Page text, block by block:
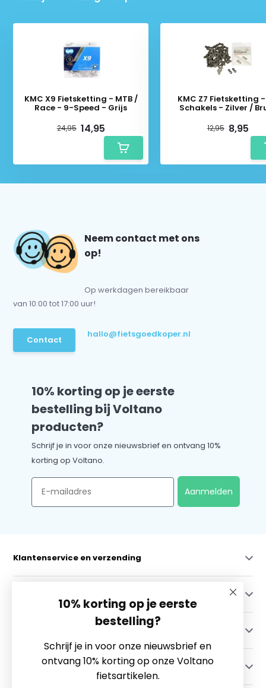
KMC X9 Fietsketting - MTB /
Race - 9-Speed - Grijs
24,95 14,95
KMC Z7 Fietsketting - 116
Schakels - Zilver /
12,95 8,95
Neem contact met ons
op!
Op werkdagen bereikbaar
van 10:00 tot 17:00 uur!
Contact
hallo@fietsgoedkoper.nl
10% korting op je eerste
bestelling bij Voltano
producten?
Schrijf je in voor onze nieuwsbrief en ontvang 10%
korting op Voltano.
Email
Aanmelden
Klantenservice en verzending
Contact
10% korting op je eerste
bestelling?
Schrijf je in voor onze nieuwsbrief en
ontvang 10% korting op onze Voltano
fietsartikelen.